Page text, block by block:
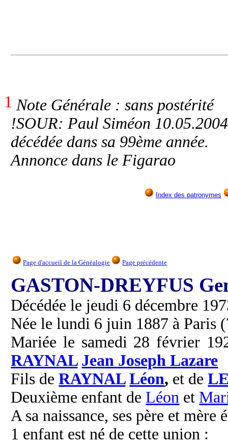
1 Note Générale : sans postérité
!SOUR: Paul Siméon 10.05.2004
décédée dans sa 99ème année.
Annonce dans le Figarao
Index des patronymes
Page d'accueil de la Généalogie Page précédente
GASTON-DREYFUS
Décédée le jeudi 6 décembre
Née le lundi 6 juin 1887 à Paris
Mariée le samedi 28 février
RAYNAL Jean Joseph Lazare
Fils deRAYNAL Léon, et de
Deuxième enfant de Léon et
A sa naissance, ses père et mère
1 enfant est né de cette union :